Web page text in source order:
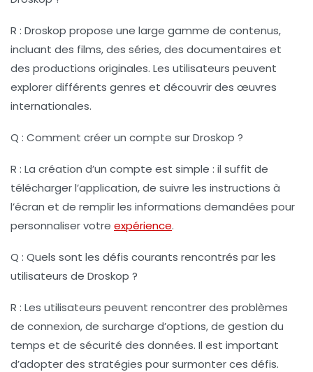
R : Droskop propose une large gamme de contenus,
incluant des films, des séries, des documentaires et
des productions originales. Les utilisateurs peuvent
explorer différents genres et découvrir des œuvres
internationales.
Q : Comment créer un compte sur Droskop ?
R : La création d’un compte est simple : il suffit de
télécharger l’application, de suivre les instructions à
l’écran et de remplir les informations demandées pour
personnaliser votre expérience.
Q : Quels sont les défis courants rencontrés par les
utilisateurs de Droskop ?
R : Les utilisateurs peuvent rencontrer des problèmes
de connexion, de surcharge d’options, de gestion du
temps et de sécurité des données. Il est important
d’adopter des stratégies pour surmonter ces défis.